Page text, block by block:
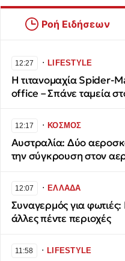
Ροή Ειδήσεων
12:27 ∙LIFESTYLE
Η τιτανομαχία Spider-
office – Σπάνε ταμεία
12:17 ∙ΚΟΣΜΟΣ
Αυστραλία: Δύο
την σύγκρουση στον
12:07 ∙ΕΛΛΑΔΑ
Συναγερμός για φωτιές:
άλλες πέντε περιοχές
11:58 ∙LIFESTYLE